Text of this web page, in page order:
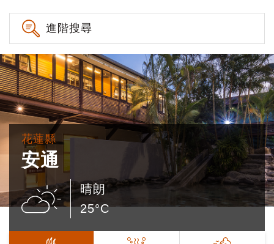
進階搜尋
花蓮縣
安通
晴朗
25°C